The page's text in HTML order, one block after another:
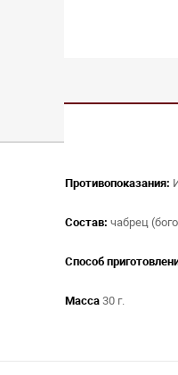
Противопоказания:
Состав: чабрец
Способ
Масса30 г.